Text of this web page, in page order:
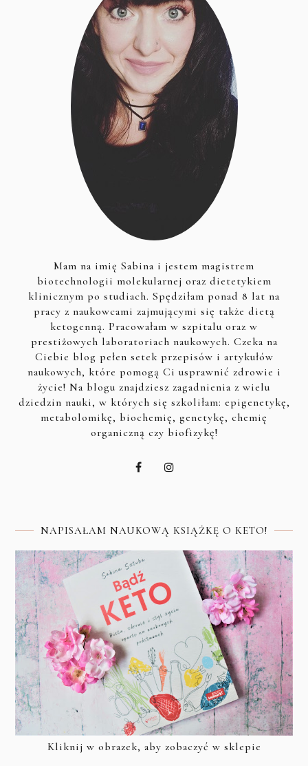
Mam na imię Sabina i jestem magistrem
biotechnologii molekularnej oraz dietetykiem
klinicznym po studiach. Spędziłam ponad 8 lat na
pracy z naukowcami zajmującymi się także dietą
ketogenną. Pracowałam w szpitalu oraz w
prestiżowych laboratoriach naukowych. Czeka na
Ciebie blog pełen setek przepisów i artykułów
naukowych, które pomogą Ci usprawnić zdrowie i
życie! Na blogu znajdziesz zagadnienia z wielu
dziedzin nauki, w których się szkoliłam: epigenetykę,
metabolomikę, biochemię, genetykę, chemię
organiczną czy biofizykę!
NAPISAŁAM NAUKOWĄ KSIĄŻKĘ O KETO!
Kliknij w obrazek, aby zobaczyć w sklepie